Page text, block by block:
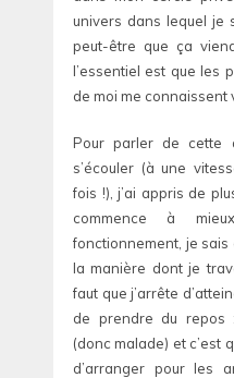
univers dans lequel je
peut-être que ça
l’essentiel est que les
de moi me connaissent
Pour parler de cette
s’écouler (à une
fois !), j’ai appris de
commence à
fonctionnement, je sais
la manière dont je
faut que j’arrête
de prendre du repos
(donc malade) et c’est
d’arranger pour les